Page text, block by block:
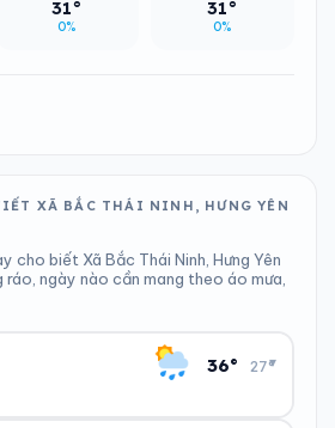
31°
0%
31°
0%
XÃ BẮC THÁI NINH, HƯNG YÊN
cho biết Xã Bắc Thái Ninh, Hưng Yên
ngày nào cần mang theo áo mưa,
36° 27°
▾